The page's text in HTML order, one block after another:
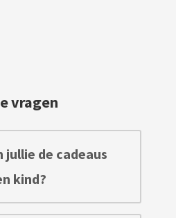
vragen
jullie de cadeaus
kind?